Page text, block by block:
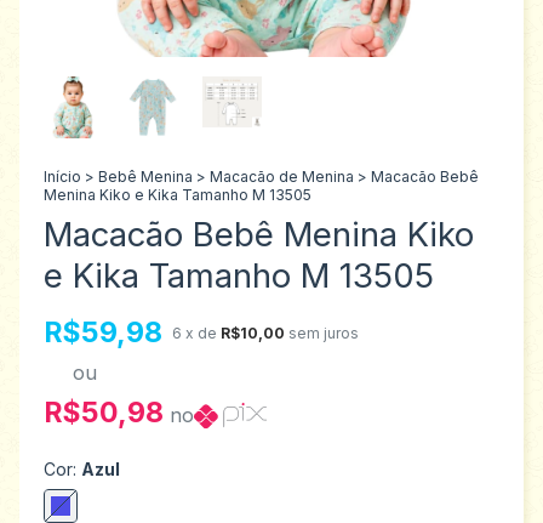
Início > Bebê Menina > Macacão de Menina > Macacão Bebê
Menina Kiko e Kika Tamanho M 13505
Macacão Bebê Menina Kiko
e Kika Tamanho M 13505
R$59,98 6 x de R$10,00 sem juros
ou
R$50,98 no
Cor: Azul